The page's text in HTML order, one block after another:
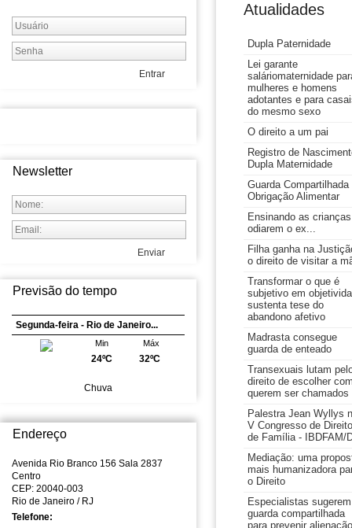
Entrar
Newsletter
Enviar
Previsão do tempo
Segunda-feira - Rio de Janeiro...
Máx
32ºC
Min
24ºC
Chuva
Endereço
Avenida Rio Branco 156 Sala 2837
Centro
CEP: 20040-003
Rio de Janeiro / RJ
Telefone:
Atualidades
Dupla Paternidade
Lei garante
saláriomaternidade
mulheres e homens
adotantes e para
do mesmo sexo
O direito a um pai
Registro de
Dupla Maternidade
Guarda Compartilhada
Obrigação Alimentar
Ensinando as
odiarem o ex...
Filha ganha na
o direito de visitar a
Transformar o que é
subjetivo em
sustenta tese do
abandono afetivo
Madrasta consegue
guarda de enteado
Transexuais lutam
direito de escolher
querem ser chamados
Palestra Jean Wyllys
V Congresso de Direito
de Família - IBDFAM/
Mediação: uma
mais humanizadora
o Direito
Especialistas sugerem
guarda compartilhada
para prevenir alienação